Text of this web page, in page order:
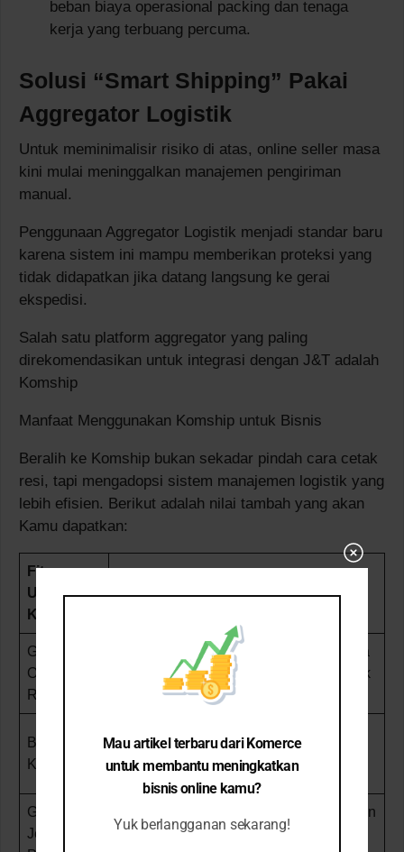
beban biaya operasional packing dan tenaga
kerja yang terbuang percuma.
Solusi “Smart Shipping” Pakai
Aggregator Logistik
Untuk meminimalisir risiko di atas, online seller masa
kini mulai meninggalkan manajemen pengiriman
manual.
Penggunaan Aggregator Logistik menjadi standar baru
karena sistem ini mampu memberikan proteksi yang
tidak didapatkan jika datang langsung ke gerai
ekspedisi.
Salah satu platform aggregator yang paling
direkomendasikan untuk integrasi dengan J&T adalah
Komship
Manfaat Menggunakan Komship untuk Bisnis
Beralih ke Komship bukan sekadar pindah cara cetak
resi, tapi mengadopsi sistem manajemen logistik yang
lebih efisien. Berikut adalah nilai tambah yang akan
Kamu dapatkan:
Fitur
Utama
Komship
Solusi Nyata untuk Seller
Gratis
Ongkir
Retur
Jika paket COD luar Jawa ditolak, Anda
tidak perlu membayar biaya ongkir balik
ke gudang asal.
Biaya COD
Kecil
rendah menjaga margin keuntungan
tetap tebal.
Gratis
Jemput
Tidak perlu antre di gerai J&T. Kurir akan
jemput paket ke lokasi Anda tanpa
Mau artikel terbaru dari Komerce
untuk membantu meningkatkan
bisnis online kamu?
Yuk berlangganan sekarang!